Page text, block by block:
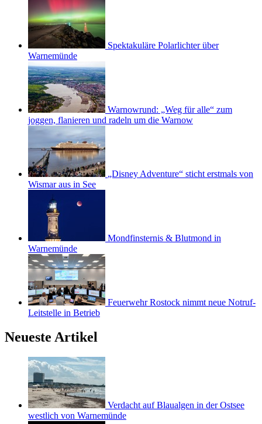
Spektakuläre Polarlichter über
Warnemünde
Warnowrund: „Weg für alle“ zum
joggen, flanieren und radeln um die Warnow
„Disney Adventure“ sticht erstmals von
Wismar aus in See
Mondfinsternis & Blutmond in
Warnemünde
Feuerwehr Rostock nimmt neue Notruf-
Leitstelle in Betrieb
Neueste Artikel
Verdacht auf Blaualgen in der Ostsee
westlich von Warnemünde